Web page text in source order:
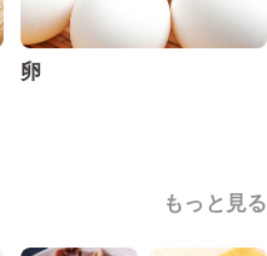
卵
もっと見る